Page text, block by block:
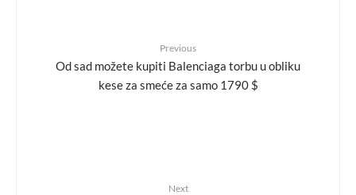
Previous
Od sad možete kupiti Balenciaga torbu u obliku
kese za smeće za samo 1790 $
Next